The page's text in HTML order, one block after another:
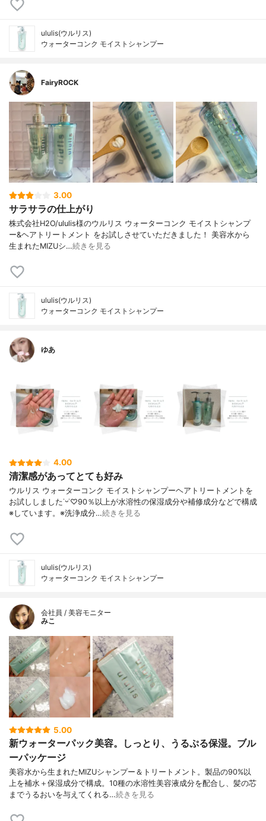
ululis(ウルリス)
ウォーターコンク モイストシャンプー
FairyROCK
3.00
サラサラの仕上がり
株式会社H2O/ululis様のウルリス ウォーターコンク モイストシャンプ
ー&ヘアトリートメント をお試しさせていただきました！ 美容水から
生まれたMIZUシ…続きを見る
ululis(ウルリス)
ウォーターコンク モイストシャンプー
ゆあ
4.00
清潔感があってとても好み
ウルリス ウォーターコンク モイストシャンプーヘアトリートメントを
お試ししました˙ᵕ˙♡90％以上が水溶性の保湿成分や補修成分などで構成
※しています。※洗浄成分…続きを見る
ululis(ウルリス)
ウォーターコンク モイストシャンプー
会社員 / 美容モニター
みこ
5.00
新ウォーターパック美容。しっとり、うるぷる保湿。ブル
ーパッケージ
美容水から生まれたMIZUシャンプー＆トリートメント。製品の90%以
上を補水＋保湿成分で構成。10種の水溶性美容液成分を配合し、髪の芯
までうるおいを与えてくれる…続きを見る